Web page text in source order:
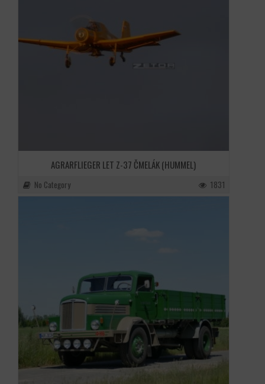
AGRARFLIEGER LET Z-37 ČMELÁK (HUMMEL)
No Category 1831